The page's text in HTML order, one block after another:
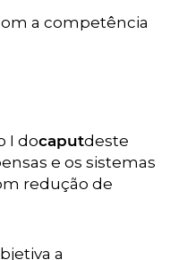
a competência
I docaputdeste
e os sistemas
redução de
a